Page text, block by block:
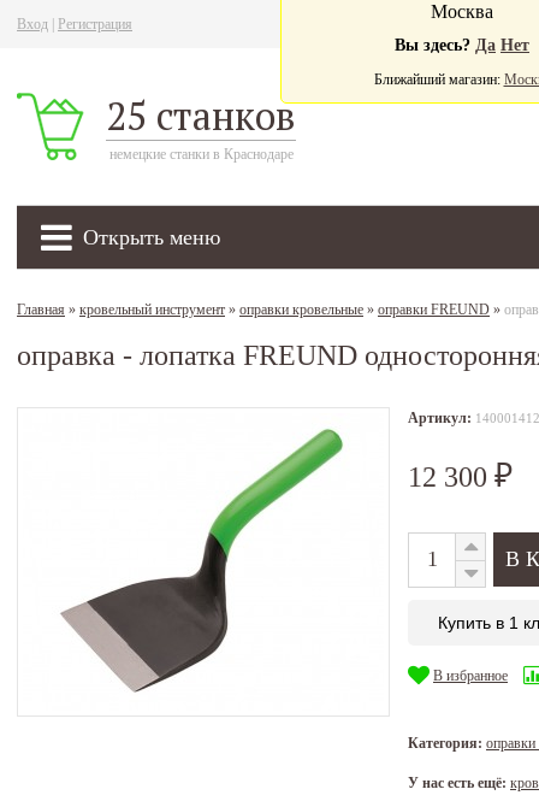
Вход Регистрация
25 станков
немецкие станки в Краснодаре
Открыть меню
Москва
Вы здесь? Да Нет
Ближайший магазин:
Главная » кровельный инструмент » оправки кровельные » оправки FREUND »
оправка - лопатка FREUND
Артикул: 140001412
12 300 ₽
Купить в 1
В избранное
Категория:
У нас есть ещё: